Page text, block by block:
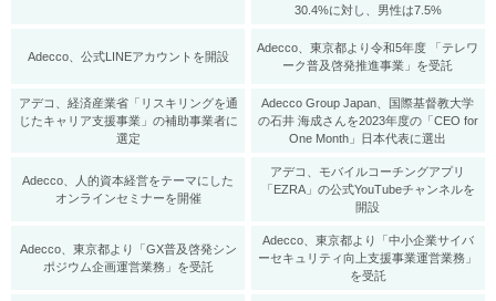
30.4%に対し、男性は7.5%
Adecco、公式LINEアカウントを開設
Adecco、東京都より令和5年度 「テレワ
ーク普及啓発推進事業」を受託
アデコ、経済産業省「リスキリングを通
じたキャリア支援事業」の補助事業者に
選定
Adecco Group Japan、国際基督教大学
の石井 海成さんを2023年度の「CEO for
One Month」日本代表に選出
Adecco、人的資本経営をテーマにした
オンラインセミナーを開催
アデコ、モバイルコーチングアプリ
「EZRA」の公式YouTubeチャンネルを
開設
Adecco、東京都より「GX普及啓発シン
ポジウム企画運営業務」を受託
Adecco、東京都より「中小企業サイバ
ーセキュリティ向上支援事業運営業務」
を受託